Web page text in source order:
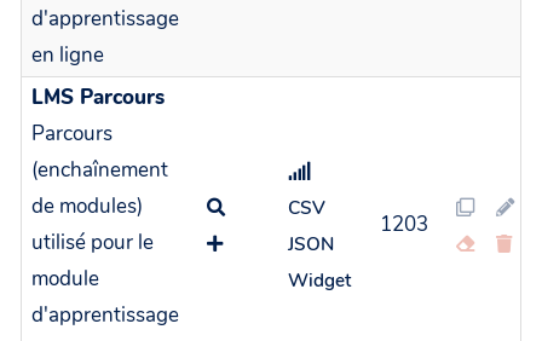
d'apprentissage
en ligne
LMS Parcours
Parcours
(enchaînement
de modules)
utilisé pour le
module
d'apprentissage
CSV
JSON
Widget
1203